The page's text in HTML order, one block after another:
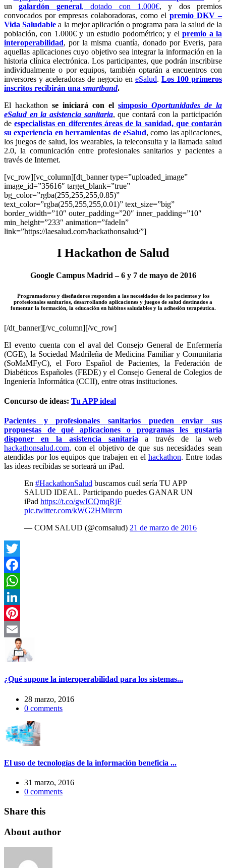
ungalardón general, dotado con 1.000€, y dos premios
convocados por empresas colaboradoras, como el premio DKV –
Vida Saludable a la mejor aplicación o programa para la salud de la
población, con 1.000€ y un estudio podométrico; y elpremio a la
interoperabilidad, por la misma cuantía, donado por Everis, para
aquellas aplicaciones cuyo objetivo sea integrar la información en la
historia clínica electrónica. Los participantes, que podrán inscribirse
individualmente o por equipos, también optarán a encuentros con
inversores y aceleradoras de negocio en eSalud. Los 100 primeros
inscritos recibirán una smartband.
El hackathon se iniciará con el simposio Oportunidades de la
eSalud en la asistencia sanitaria, que contará con la participación
deespecialistas en diferentes áreas de la sanidad, que contarán
su experiencia en herramientas de eSalud, como las aplicaciones,
los juegos de salud, los wearables, la teleconsulta y la llamada salud
2.0, la comunicación entre profesionales sanitarios y pacientes a
través de Internet.
[vc_row][vc_column][dt_banner type=”uploaded_image”
image_id=”35616″ target_blank=”true”
bg_color=”rgba(255,255,255,0.85)”
text_color=”rgba(255,255,255,0.01)” text_size=”big”
border_width=”10″ outer_padding=”20″ inner_padding=”10″
min_height=”233″ animation=”fadeIn”
link=”https://laesalud.com/hackathonsalud/”]
I Hackathon de Salud
Google Campus Madrid – 6 y 7 de mayo de 2016
Programadores y diseñadores responden a las necesidades de los pacientes y los
profesionales sanitarios, desarrollando aplicaciones y juegos de salud destinados a
fomentar la formación, la educación en hábitos saludables y la adhesión terapéutica.
[/dt_banner][/vc_column][/vc_row]
El evento cuenta con el aval del Consejo General de Enfermería
(CGE), la Sociedad Madrileña de Medicina Familiar y Comunitaria
(SoMaMFyC), el Foro Español de Pacientes, la Federación de
Diabéticos Españoles (FEDE) y el Consejo General de Colegios de
Ingeniería Informática (CCII), entre otras instituciones.
Concurso de ideas: Tu APP ideal
Pacientes y profesionales sanitarios pueden enviar sus
propuestas de qué aplicaciones o programas les gustaría
disponer en la asistencia sanitaria a través de la web
hackathonsalud.com, con el objetivo de que sus necesidades sean
atendidas por los equipos que trabajen en el hackathon. Entre todas
las ideas recibidas se sorteará un iPad.
En #HackathonSalud buscamos cuál sería TU APP
SALUD IDEAL. Participando puedes GANAR UN
iPad https://t.co/gwICQmqRjF
pic.twitter.com/kWG2HMircm
— COM SALUD (@comsalud) 21 de marzo de 2016
Twitter
Facebook
WhatsApp
LinkedIn
Pinterest
Email
¿Qué supone la interoperabilidad para los sistemas...
28 marzo, 2016
0 comments
El uso de tecnologías de la información beneficia ...
31 marzo, 2016
0 comments
Share this
About author